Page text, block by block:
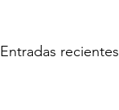
Entradas recientes